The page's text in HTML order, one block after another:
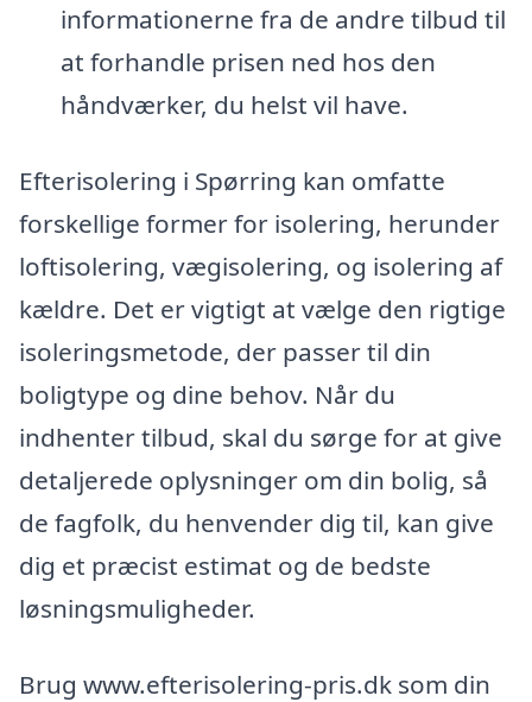
informationerne fra de andre tilbud til
at forhandle prisen ned hos den
håndværker, du helst vil have.
Efterisolering i Spørring kan omfatte
forskellige former for isolering, herunder
loftisolering, vægisolering, og isolering af
kældre. Det er vigtigt at vælge den rigtige
isoleringsmetode, der passer til din
boligtype og dine behov. Når du
indhenter tilbud, skal du sørge for at give
detaljerede oplysninger om din bolig, så
de fagfolk, du henvender dig til, kan give
dig et præcist estimat og de bedste
løsningsmuligheder.
Brug www.efterisolering-pris.dk som din